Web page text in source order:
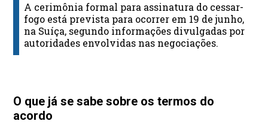
A cerimônia formal para assinatura do cessar-
fogo está prevista para ocorrer em 19 de junho,
na Suíça, segundo informações divulgadas por
autoridades envolvidas nas negociações.
O que já se sabe sobre os termos do
acordo